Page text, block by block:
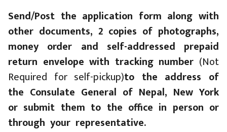
Send/Post the application form along with
other documents, 2 copies of photographs,
money order and self-addressed prepaid
return envelope with tracking number (Not
Required for self-pickup)to the address of
the Consulate General of Nepal, New York
or submit them to the office in person or
through your representative.